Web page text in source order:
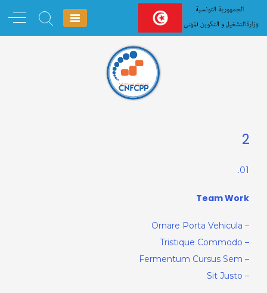
2
01.
Team Work
– Ornare Porta Vehicula
– Tristique Commodo
– Fermentum Cursus Sem
– Sit Justo